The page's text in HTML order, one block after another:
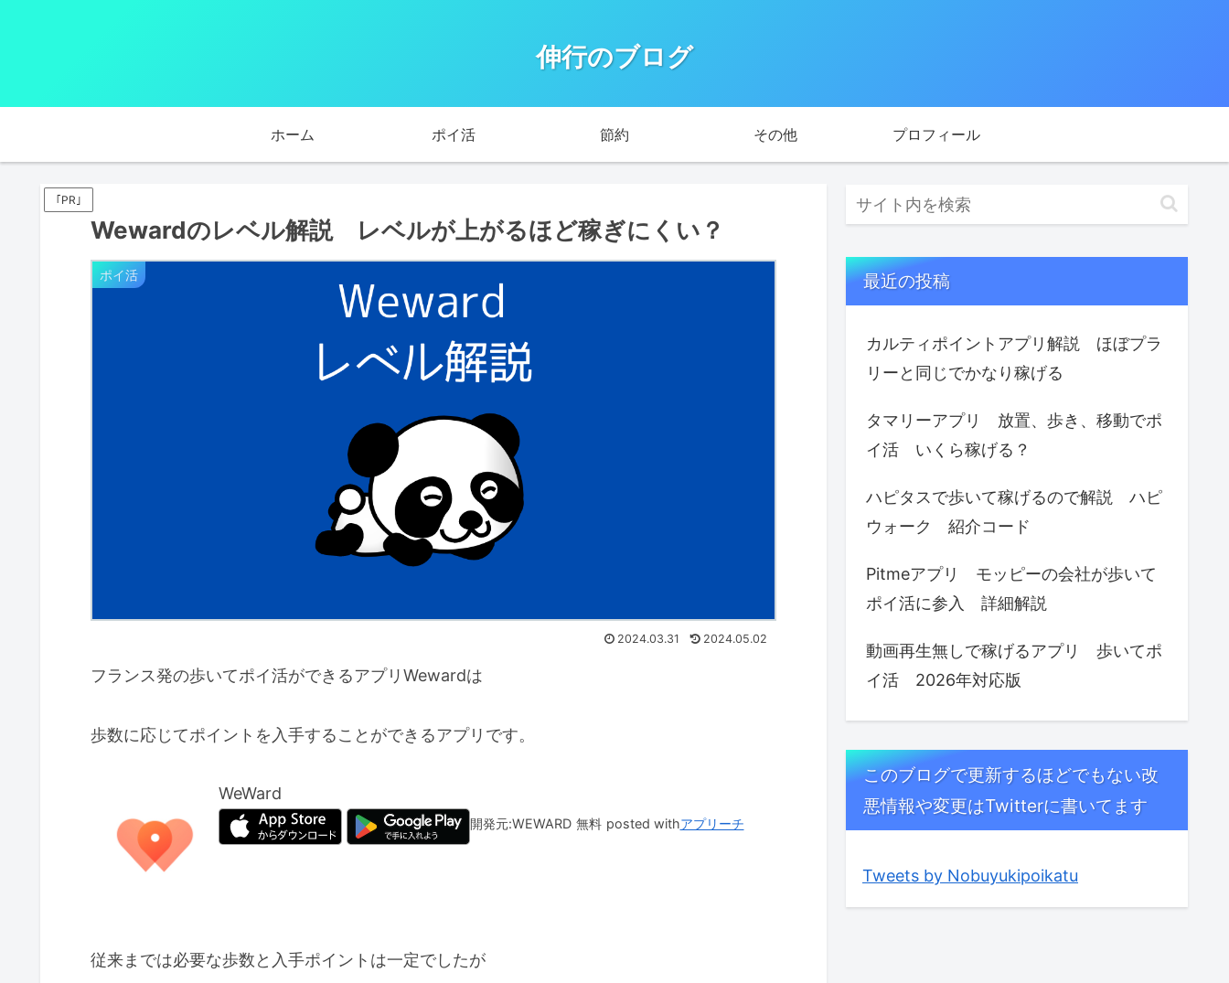
伸行のブログ
ホーム ポイ活 節約 その他 プロフィール
｢PR｣
Wewardのレベル解説 レベルが上がるほど稼ぎにくい？
ポイ活
2024.03.31 2024.05.02
フランス発の歩いてポイ活ができるアプリWewardは
歩数に応じてポイントを入手することができるアプリです。
WeWard
開発元:WEWARD 無料 posted withアプリーチ
従来までは必要な歩数と入手ポイントは一定でしたが
最近の投稿
カルティポイントアプリ解説 ほぼプラ
リーと同じでかなり稼げる
タマリーアプリ 放置、歩き、移動でポ
イ活 いくら稼げる？
ハピタスで歩いて稼げるので解説 ハピ
ウォーク 紹介コード
Pitmeアプリ モッピーの会社が歩いて
ポイ活に参入 詳細解説
動画再生無しで稼げるアプリ 歩いてポ
イ活 2026年対応版
このブログで更新するほどでもない改
悪情報や変更はTwitterに書いてます
Tweets by Nobuyukipoikatu